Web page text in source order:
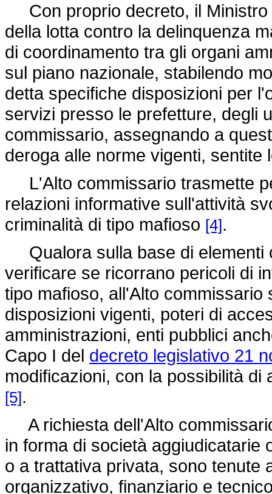
Con proprio decreto, il Ministro
della lotta contro la delinquenza
di coordinamento tra gli organi
sul piano nazionale, stabilendo
detta specifiche disposizioni per
servizi presso le prefetture, degli
commissario, assegnando a
deroga alle norme vigenti,
L'Alto commissario trasmette
relazioni informative sull'attività
criminalità di tipo mafioso [4].
Qualora sulla base di elementi
verificare se ricorrano pericoli di
tipo mafioso, all'Alto
disposizioni vigenti, poteri di
amministrazioni, enti pubblici
Capo I del decreto legislativo 21
modificazioni, con la possibilità
[5].
A richiesta dell'Alto
in forma di società aggiudicatarie
o a trattativa privata, sono tenute
organizzativo, finanziario e